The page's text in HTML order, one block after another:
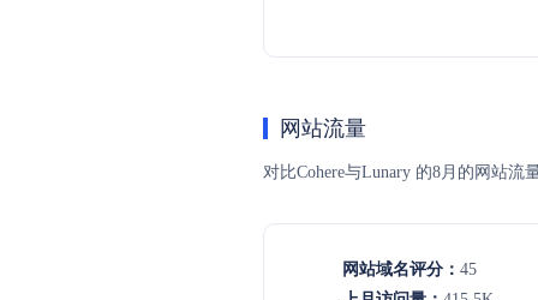
网站流量
对比Cohere与Lunary 的8月的网站
网站域名评分： 45